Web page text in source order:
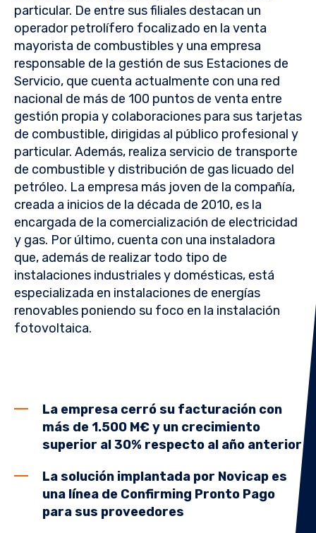
particular. De entre sus filiales destacan un
operador petrolífero focalizado en la venta
mayorista de combustibles y una empresa
responsable de la gestión de sus Estaciones de
Servicio, que cuenta actualmente con una red
nacional de más de 100 puntos de venta entre
gestión propia y colaboraciones para sus tarjetas
de combustible, dirigidas al público profesional y
particular. Además, realiza servicio de transporte
de combustible y distribución de gas licuado del
petróleo. La empresa más joven de la compañía,
creada a inicios de la década de 2010, es la
encargada de la comercialización de electricidad
y gas. Por último, cuenta con una instaladora
que, además de realizar todo tipo de
instalaciones industriales y domésticas, está
especializada en instalaciones de energías
renovables poniendo su foco en la instalación
fotovoltaica.
La empresa cerró su facturación con
más de 1.500 M€ y un crecimiento
superior al 30% respecto al año anterior
La solución implantada por Novicap es
una línea de Confirming Pronto Pago
para sus proveedores